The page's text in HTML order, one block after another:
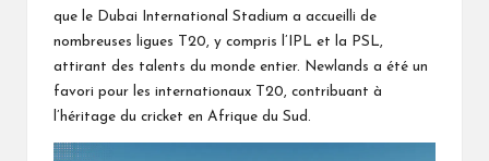
que le Dubai International Stadium a accueilli de
nombreuses ligues T20, y compris l’IPL et la PSL,
attirant des talents du monde entier. Newlands a été un
favori pour les internationaux T20, contribuant à
l’héritage du cricket en Afrique du Sud.